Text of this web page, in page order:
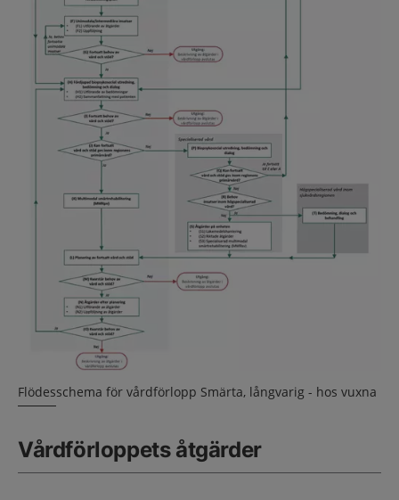
Flödesschema för vårdförlopp Smärta, långvarig - hos vuxna
Vårdförloppets åtgärder